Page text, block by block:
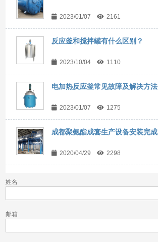
2023/01/07 2161
反应釜和搅拌罐有什么区别？
2023/10/04 1110
电加热反应釜常见故障及解决方法
2023/01/07 1275
成都聚氨酯成套生产设备安装完成
2020/04/29 2298
姓名
邮箱